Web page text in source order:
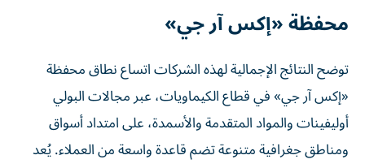
محفظة «إكس آر جي»
توضح النتائج الإجمالية لهذه الشركات اتساع نطاق محفظة
«إكس آر جي» في قطاع الكيماويات، عبر مجالات البولي
أوليفينات والمواد المتقدمة والأسمدة، على امتداد أسواق
ومناطق جغرافية متنوعة تضم قاعدة واسعة من العملاء. يُعد